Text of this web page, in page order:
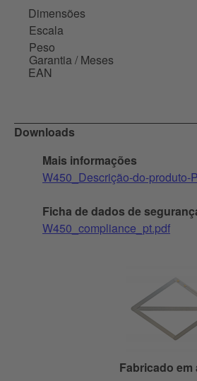
Dimensões
Escala
Peso
Garantia / Meses
EAN
Downloads
Mais informações
W450_Descrição-do-produto-
Ficha de dados de
W450_compliance_pt.pdf
Fabricado